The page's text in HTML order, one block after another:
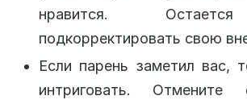
нравится.
подкорректировать свою
Если парень заметил вас,
интриговать. Отмените